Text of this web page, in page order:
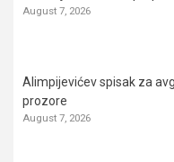
August 7, 2026
Alimpijevićev spisak za
prozore
August 7, 2026